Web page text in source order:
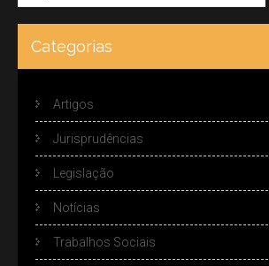
Categorias
Artigos
Jurisprudências
Legislação
Notícias
Trabalhos Sociais